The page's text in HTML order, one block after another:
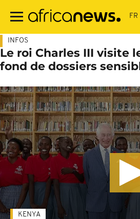
contenu
INFOS
Le roi Charles III visite
fond de dossiers
KENYA